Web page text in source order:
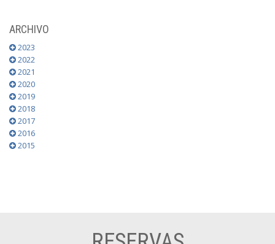
ARCHIVO
2023
2022
2021
2020
2019
2018
2017
2016
2015